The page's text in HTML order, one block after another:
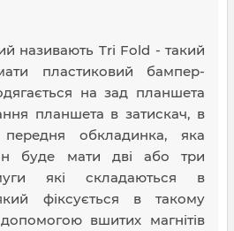
називають Tri Fold - такий
пластиковий бампер-
на зад планшета
планшета в затискач, в
обкладинка, яка
буде мати дві або три
які складаються в
фіксується в такому
вшитих магнітів